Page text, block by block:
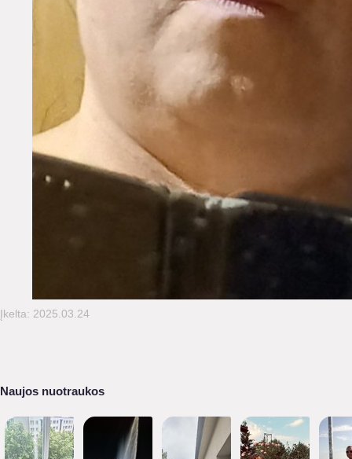
Įkelta: 2025.03.24
Naujos nuotraukos